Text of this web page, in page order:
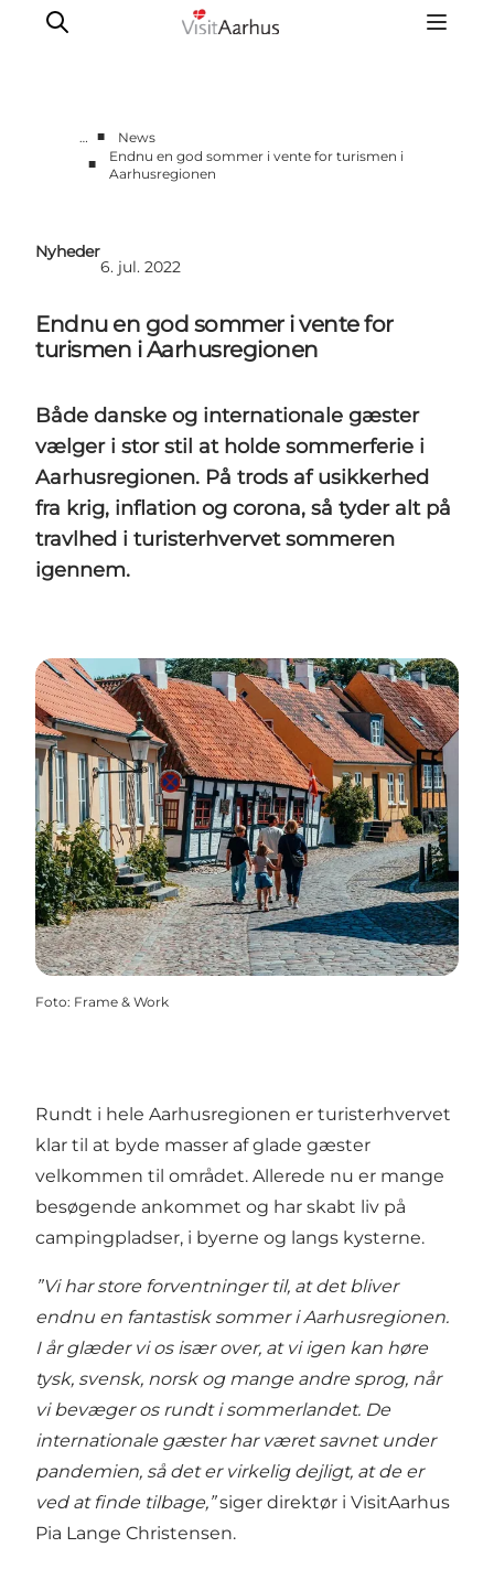
Corporate
Projekter
Partnersamarbejde
Frivillig ReThinker
Presse
… ■
News
■
Endnu en god sommer i vente for turismen i
Aarhusregionen
Nyheder
6. jul. 2022
Endnu en god sommer i vente for
turismen i Aarhusregionen
Både danske og internationale gæster
vælger i stor stil at holde sommerferie i
Aarhusregionen. På trods af usikkerhed
fra krig, inflation og corona, så tyder alt på
travlhed i turisterhvervet sommeren
igennem.
Foto: Frame & Work
Rundt i hele Aarhusregionen er turisterhvervet
klar til at byde masser af glade gæster
velkommen til området. Allerede nu er mange
besøgende ankommet og har skabt liv på
campingpladser, i byerne og langs kysterne.
”Vi har store forventninger til, at det bliver
endnu en fantastisk sommer i Aarhusregionen.
I år glæder vi os især over, at vi igen kan høre
tysk, svensk, norsk og mange andre sprog, når
vi bevæger os rundt i sommerlandet. De
internationale gæster har været savnet under
pandemien, så det er virkelig dejligt, at de er
ved at finde tilbage,”siger direktør i VisitAarhus
Pia Lange Christensen.